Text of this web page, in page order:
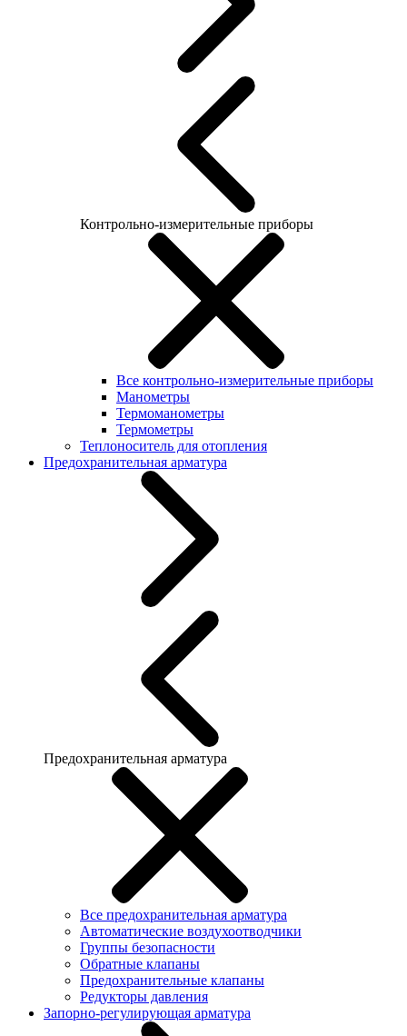
Контрольно-измерительные приборы
Все контрольно-измерительные приборы
Манометры
Термоманометры
Термометры
Теплоноситель для отопления
Предохранительная арматура
Предохранительная арматура
Все предохранительная арматура
Автоматические воздухоотводчики
Группы безопасности
Обратные клапаны
Предохранительные клапаны
Редукторы давления
Запорно-регулирующая арматура